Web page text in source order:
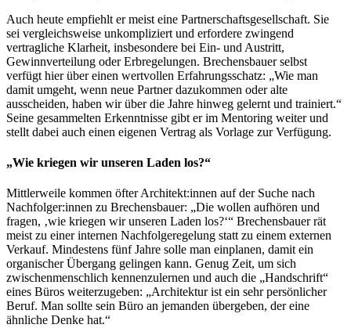
Auch heute empfiehlt er meist eine Partnerschaftsgesellschaft. Sie
sei vergleichsweise unkompliziert und erfordere zwingend
vertragliche Klarheit, insbesondere bei Ein- und Austritt,
Gewinnverteilung oder Erbregelungen. Brechensbauer selbst
verfügt hier über einen wertvollen Erfahrungsschatz: „Wie man
damit umgeht, wenn neue Partner dazukommen oder alte
ausscheiden, haben wir über die Jahre hinweg gelernt und trainiert.“
Seine gesammelten Erkenntnisse gibt er im Mentoring weiter und
stellt dabei auch einen eigenen Vertrag als Vorlage zur Verfügung.
„Wie kriegen wir unseren Laden los?“
Mittlerweile kommen öfter Architekt:innen auf der Suche nach
Nachfolger:innen zu Brechensbauer: „Die wollen aufhören und
fragen, ‚wie kriegen wir unseren Laden los?‘“ Brechensbauer rät
meist zu einer internen Nachfolgeregelung statt zu einem externen
Verkauf. Mindestens fünf Jahre solle man einplanen, damit ein
organischer Übergang gelingen kann. Genug Zeit, um sich
zwischenmenschlich kennenzulernen und auch die „Handschrift“
eines Büros weiterzugeben: „Architektur ist ein sehr persönlicher
Beruf. Man sollte sein Büro an jemanden übergeben, der eine
ähnliche Denke hat.“